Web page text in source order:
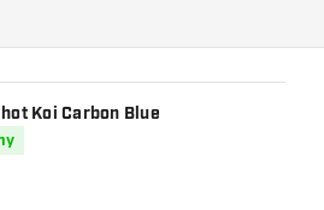
Koi Carbon Blue